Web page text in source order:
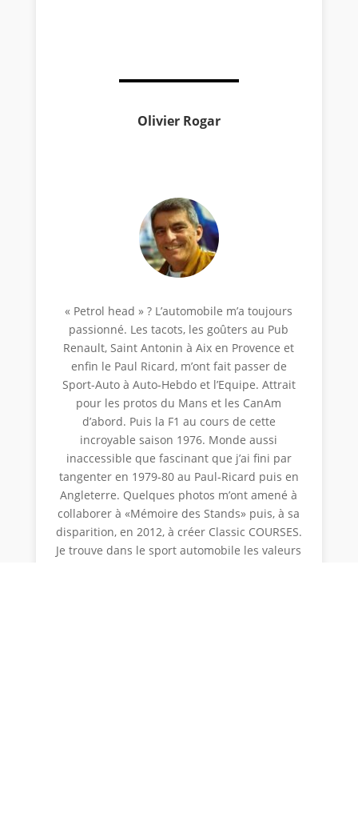
Olivier Rogar
« Petrol head » ? L’automobile m’a toujours
passionné. Les tacots, les goûters au Pub
Renault, Saint Antonin à Aix en Provence et
enfin le Paul Ricard, m’ont fait passer de
Sport-Auto à Auto-Hebdo et l’Equipe. Attrait
pour les protos du Mans et les CanAm
d’abord. Puis la F1 au cours de cette
incroyable saison 1976. Monde aussi
inaccessible que fascinant que j’ai fini par
tangenter en 1979-80 au Paul-Ricard puis en
Angleterre. Quelques photos m’ont amené à
collaborer à «Mémoire des Stands» puis, à sa
disparition, en 2012, à créer Classic COURSES.
Je trouve dans le sport automobile les valeurs